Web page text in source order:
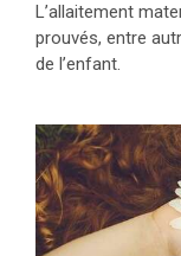
L’allaitement
prouvés, entre
de l’enfant.